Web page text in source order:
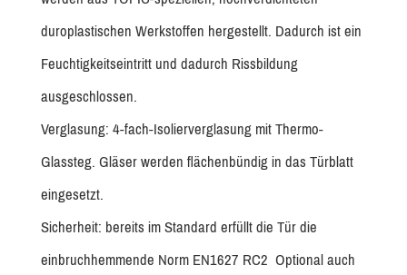
duroplastischen Werkstoffen hergestellt. Dadurch ist ein
Feuchtigkeitseintritt und dadurch Rissbildung
ausgeschlossen.
Verglasung: 4-fach-Isolierverglasung mit Thermo-
Glassteg. Gläser werden flächenbündig in das Türblatt
eingesetzt.
Sicherheit: bereits im Standard erfüllt die Tür die
einbruchhemmende Norm EN1627 RC2 Optional auch